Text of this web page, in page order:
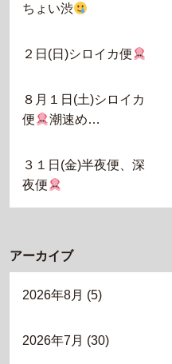
ちょい渋
２日(日)シロイカ便
８月１日(土)シロイカ
便
潮速め…
３１日(金)半夜便、深
夜便
アーカイブ
2026年8月 (5)
2026年7月 (30)